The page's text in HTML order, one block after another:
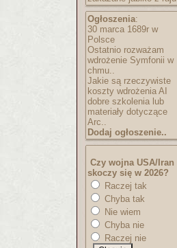
Ogłoszenia:
30 marca 1689r w
Polsce
Ostatnio rozważam
wdrożenie Symfonii w
chmu..
Jakie są rzeczywiste
koszty wdrożenia AI
dobre szkolenia lub
materiały dotyczące
Arc..
Dodaj ogłoszenie..
Czy wojna USA/Iran
skoczy się w 2026?
Raczej tak
Chyba tak
Nie wiem
Chyba nie
Raczej nie